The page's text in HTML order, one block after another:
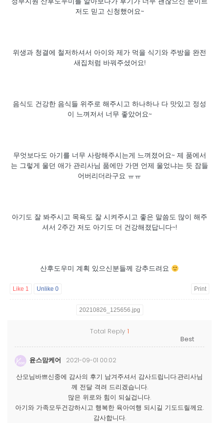
저도 믿고 신청했어요~
위생과 청결에 철저하셔서 아이와 제가 먹을 식기와 주방을 완전
새집처럼 바꿔주셨어요!
음식도 건강한 음식들 위주로 해주시고 하나하나 다 맛있고 정성
이 느껴저서 너무 좋았어요~
무엇보다도 아기를 너무 사랑해주시는게 느껴졌어요~ 제 품에서
는 그렇게 울던 애가 관리사님 품에만 가면 언제 울었냐는 듯 잠들
어버리더라구요 ㅠㅠ
아기도 잘 봐주시고 목욕도 잘 시켜주시고 좋은 말씀도 많이 해주
셔서 2주간 저도 아기도 더 건강해졌답니다~!
산후도우미 계획 있으신분들께 강추드려요
Like 1 Unlike 0 Print
20210826_125656.jpg
Total Reply 1
윤스맘케어 2021-09-01 00:02
산모님바쁘신중에 감사의 후기 남겨주셔서 감사드립니다.관리사님
께 전달 격려 드리겠습니다.
많은 위로와 힘이 되실겁니다.
아기와 가족모두건강하시고 행복한 육아여행 되시길 기도드릴께요.
감사합니다.